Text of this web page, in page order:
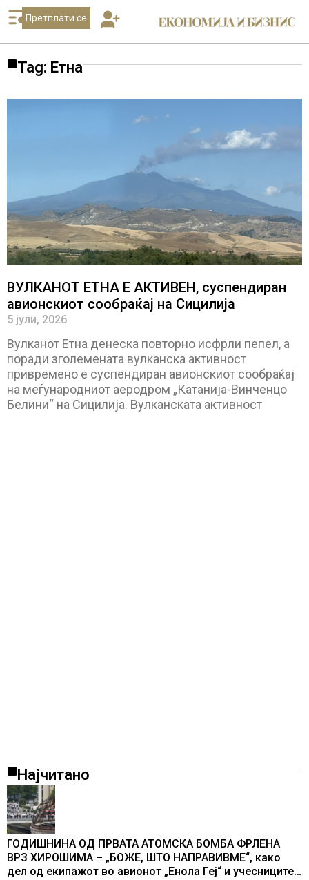
Претплати се
Tag: Етна
ВУЛКАНОТ ЕТНА Е АКТИВЕН, суспендиран
авионскиот сообраќај на Сицилија
5 јули, 2026
Вулканот Етна денеска повторно исфрли пепел, а
поради зголемената вулканска активност
привремено е суспендиран авионскиот сообраќај
на меѓународниот аеродром „Катанија-Винченцо
Белини“ на Сицилија. Вулканската активност
Најчитано
ГОДИШНИНА ОД ПРВАТА АТОМСКА БОМБА ФРЛЕНА
ВРЗ ХИРОШИМА – „БОЖЕ, ШТО НАПРАВИВМЕ“, како
дел од екипажот во авионот „Енола Геј“ и учесниците